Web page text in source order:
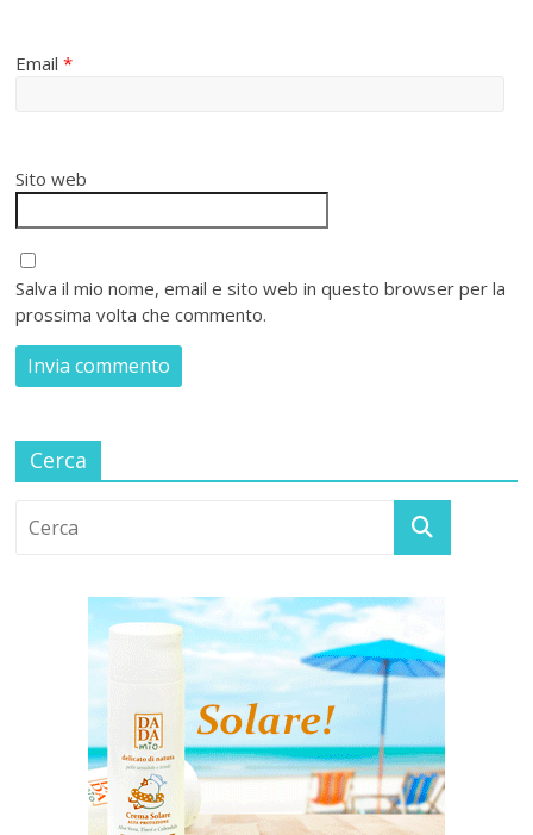
Email*
Sito web
Salva il mio nome, email e sito web in questo browser per la
prossima volta che commento.
Cerca